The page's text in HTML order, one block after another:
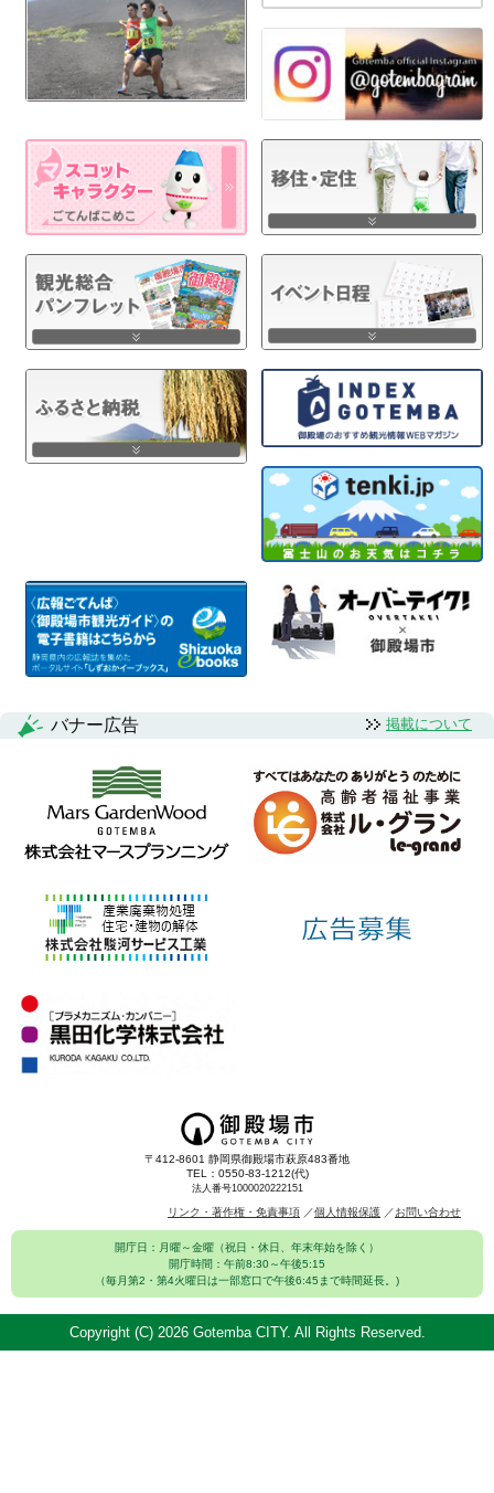
バナー広告 掲載について
〒412-8601 静岡県御殿場市萩原483番地
TEL：0550-83-1212(代)
法人番号1000020222151
リンク・著作権・免責事項 個人情報保護 お問い合わせ
開庁日：月曜～金曜（祝日・休日、年末年始を除く）
開庁時間：午前8:30～午後5:15
（毎月第2・第4火曜日は一部窓口で午後6:45まで時間延長。)
Copyright (C) 2026 Gotemba CITY. All Rights Reserved.